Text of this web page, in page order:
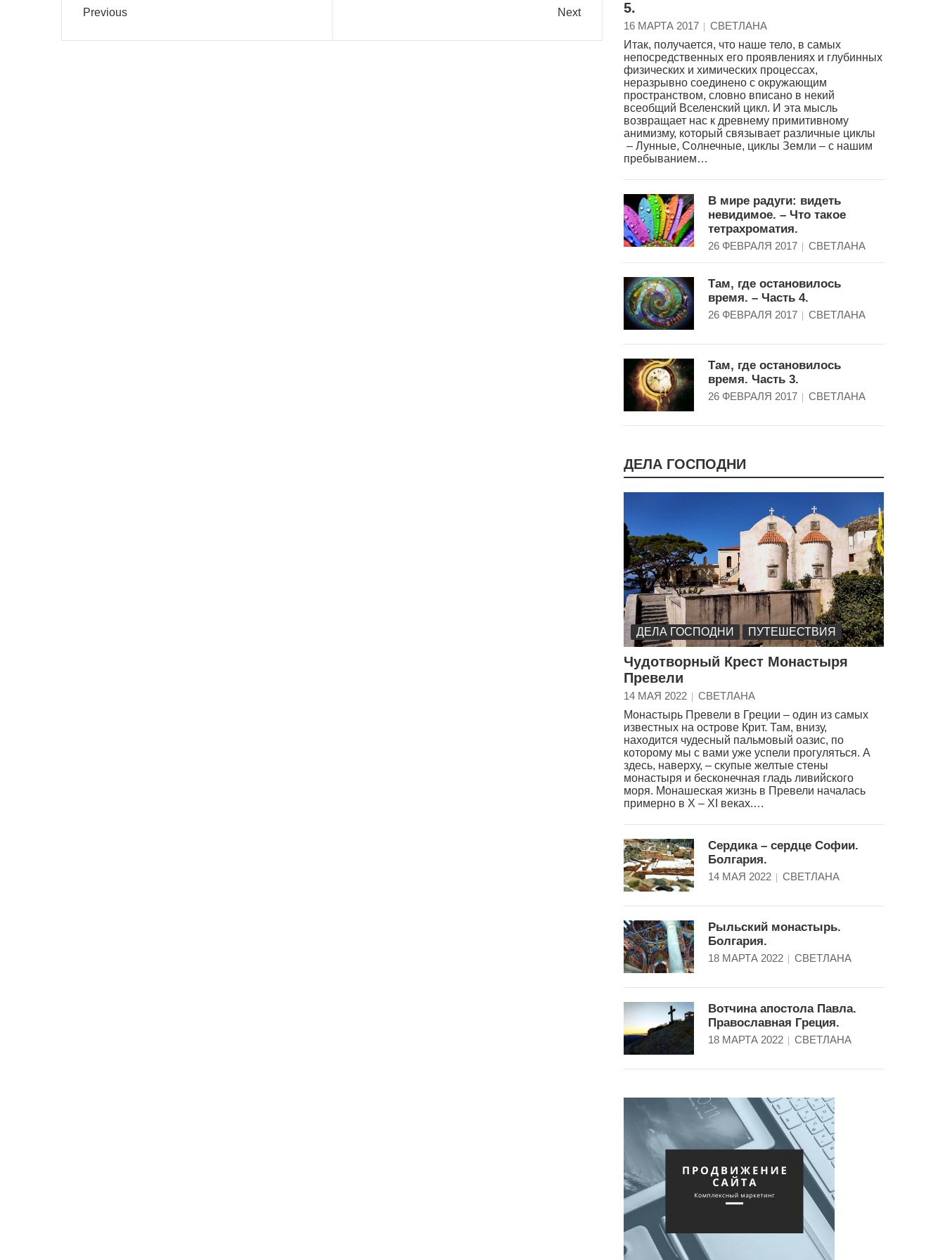
Previous Next 5.
16 МАРТА 2017
СВЕТЛАНА
Итак, получается, что наше тело, в самых
непосредственных его проявлениях и глубинных
физических и химических процессах,
неразрывно соединено с окружающим
пространством, словно вписано в некий
всеобщий Вселенский цикл. И эта мысль
возвращает нас к древнему примитивному
анимизму, который связывает различные циклы
– Лунные, Солнечные, циклы Земли – с нашим
пребыванием…
В мире радуги: видеть
невидимое. – Что такое
тетрахроматия.
26 ФЕВРАЛЯ 2017 СВЕТЛАНА
Там, где остановилось
время. – Часть 4.
26 ФЕВРАЛЯ 2017 СВЕТЛАНА
Там, где остановилось
время. Часть 3.
26 ФЕВРАЛЯ 2017 СВЕТЛАНА
ДЕЛА ГОСПОДНИ
ДЕЛА ГОСПОДНИ ПУТЕШЕСТВИЯ
Чудотворный Крест Монастыря
Превели
14 МАЯ 2022
СВЕТЛАНА
Монастырь Превели в Греции – один из самых
известных на острове Крит. Там, внизу,
находится чудесный пальмовый оазис, по
которому мы с вами уже успели прогуляться. А
здесь, наверху, – скупые желтые стены
монастыря и бесконечная гладь ливийского
моря. Монашеская жизнь в Превели началась
примерно в X – XI веках.…
Сердика – сердце Софии.
Болгария.
14 МАЯ 2022 СВЕТЛАНА
Рыльский монастырь.
Болгария.
18 МАРТА 2022 СВЕТЛАНА
Вотчина апостола Павла.
Православная Греция.
18 МАРТА 2022 СВЕТЛАНА